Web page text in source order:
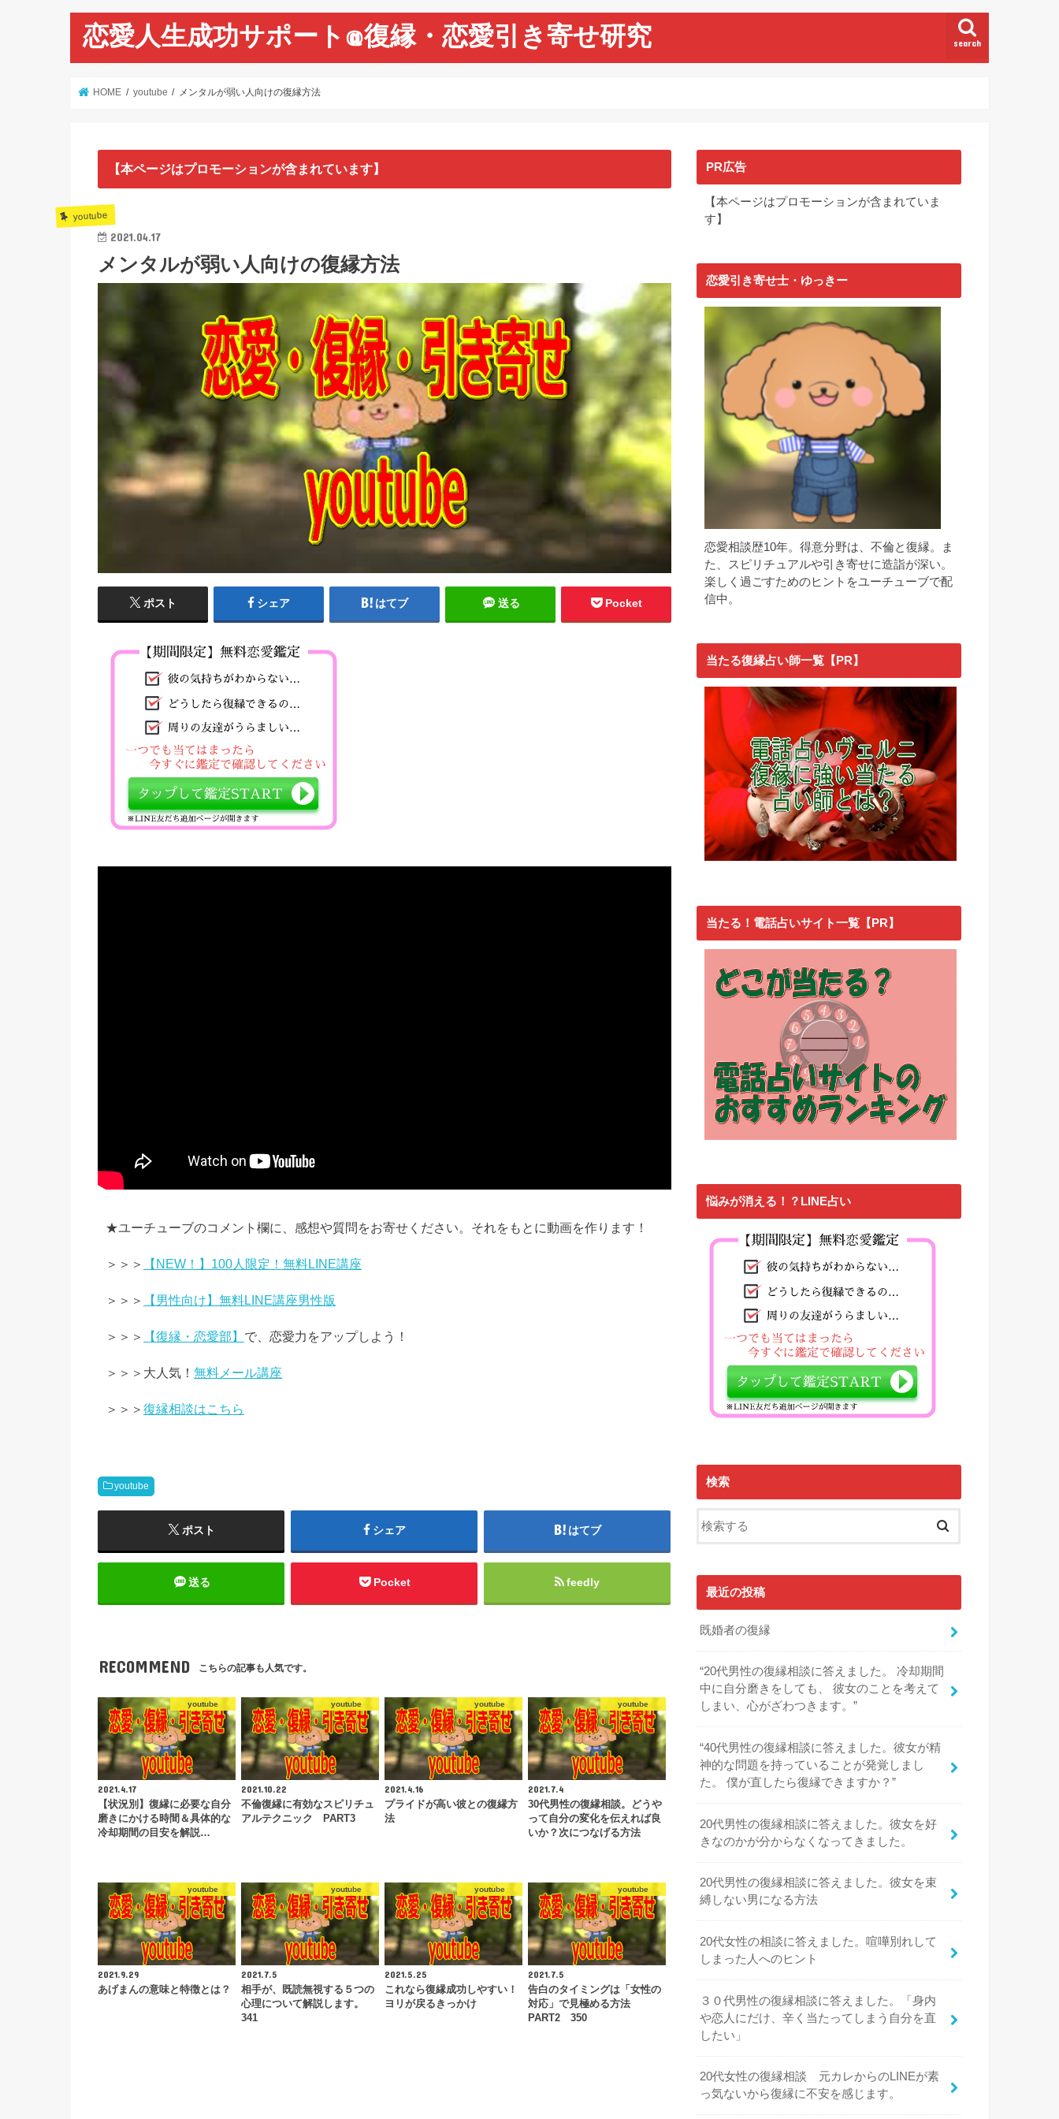
恋愛人生成功サポート@復縁・恋愛引き寄せ研究 search
HOME youtube メンタルが弱い人向けの復縁方法
【本ページはプロモーションが含まれています】
youtube
2021.04.17
メンタルが弱い人向けの復縁方法
ポスト シェア はてブ 送る Pocket
★ユーチューブのコメント欄に、感想や質問をお寄せください。それをもとに動画を作ります！
＞＞＞ 【NEW！】100人限定！無料LINE講座
＞＞＞ 【男性向け】無料LINE講座男性版
＞＞＞ 【復縁・恋愛部】 で、恋愛力をアップしよう！
＞＞＞大人気！ 無料メール講座
＞＞＞ 復縁相談はこちら
youtube
ポスト シェア はてブ
送る Pocket feedly
RECOMMEND こちらの記事も人気です。
youtube
2021.4.17
【状況別】復縁に必要な自分
磨きにかける時間＆具体的な
冷却期間の目安を解説…
youtube
2021.10.22
不倫復縁に有効なスピリチュ
アルテクニック PART3
youtube
2021.4.16
プライドが高い彼との復縁方
法
youtube
2021.7.4
30代男性の復縁相談。どうや
って自分の変化を伝えれば良
いか？次につなげる方法
youtube
2021.9.29
あげまんの意味と特徴とは？
youtube
2021.7.5
相手が、既読無視する５つの
心理について解説します。
341
youtube
2021.5.25
これなら復縁成功しやすい！
ヨリが戻るきっかけ
youtube
2021.7.5
告白のタイミングは「女性の
対応」で見極める方法
PART2 350
PR広告
【本ページはプロモーションが含まれていま
す】
恋愛引き寄せ士・ゆっきー
恋愛相談歴10年。得意分野は、不倫と復縁。ま
た、スピリチュアルや引き寄せに造詣が深い。
楽しく過ごすためのヒントをユーチューブで配
信中。
当たる復縁占い師一覧【PR】
当たる！電話占いサイト一覧【PR】
悩みが消える！？LINE占い
検索
最近の投稿
既婚者の復縁
“20代男性の復縁相談に答えました。 冷却期間
中に自分磨きをしても、 彼女のことを考えて
しまい、心がざわつきます。”
“40代男性の復縁相談に答えました。彼女が精
神的な問題を持っていることが発覚しまし
た。 僕が直したら復縁できますか？”
20代男性の復縁相談に答えました。彼女を好
きなのかが分からなくなってきました。
20代男性の復縁相談に答えました。彼女を束
縛しない男になる方法
20代女性の相談に答えました。喧嘩別れして
しまった人へのヒント
３０代男性の復縁相談に答えました。「身内
や恋人にだけ、辛く当たってしまう自分を直
したい」
20代女性の復縁相談 元カレからのLINEが素
っ気ないから復縁に不安を感じます。